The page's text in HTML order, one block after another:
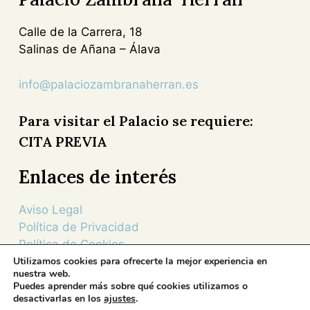
Calle de la Carrera, 18
Salinas de Añana – Álava
info@palaciozambranaherran.es
Para visitar el Palacio se requiere:
CITA PREVIA
Enlaces de interés
Aviso Legal
Política de Privacidad
Política de Cookies
Entidades colaboradoras
Utilizamos cookies para ofrecerte la mejor experiencia en
nuestra web.
Puedes aprender más sobre qué cookies utilizamos o
desactivarlas en los ajustes.